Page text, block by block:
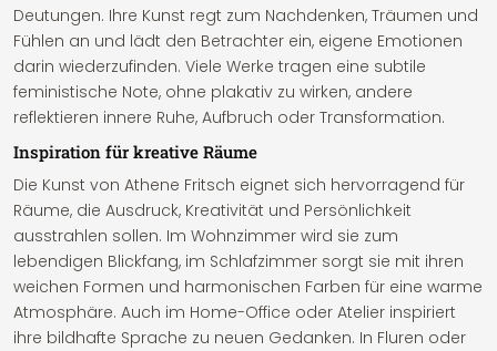
Deutungen. Ihre Kunst regt zum Nachdenken, Träumen und
Fühlen an und lädt den Betrachter ein, eigene Emotionen
darin wiederzufinden. Viele Werke tragen eine subtile
feministische Note, ohne plakativ zu wirken, andere
reflektieren innere Ruhe, Aufbruch oder Transformation.
Inspiration für kreative Räume
Die Kunst von Athene Fritsch eignet sich hervorragend für
Räume, die Ausdruck, Kreativität und Persönlichkeit
ausstrahlen sollen. Im Wohnzimmer wird sie zum
lebendigen Blickfang, im Schlafzimmer sorgt sie mit ihren
weichen Formen und harmonischen Farben für eine warme
Atmosphäre. Auch im Home-Office oder Atelier inspiriert
ihre bildhafte Sprache zu neuen Gedanken. In Fluren oder